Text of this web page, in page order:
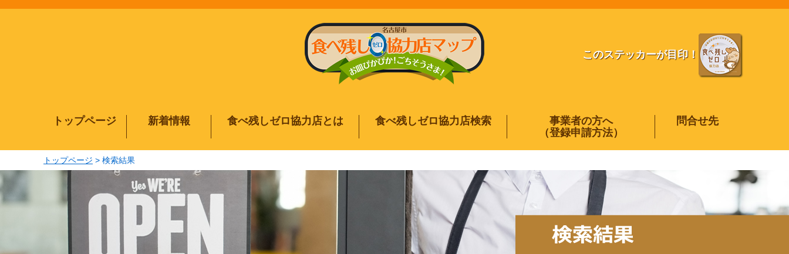
このステッカーが目印！
トップページ 新着情報 食べ残しゼロ協力店とは 食べ残しゼロ協力店検索
事業者の方へ
（登録申請方法）
問合せ先
トップページ 検索結果